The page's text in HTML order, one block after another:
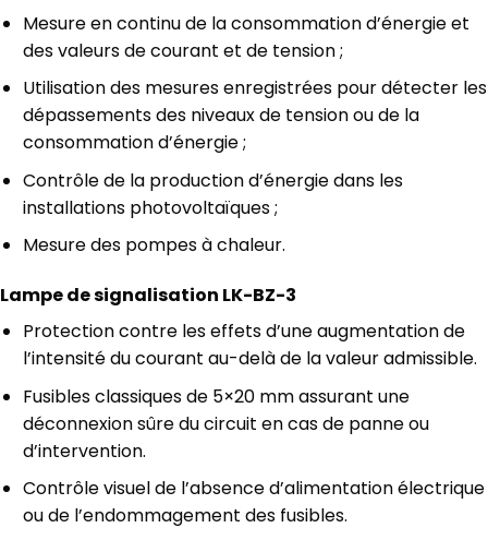
Mesure en continu de la consommation d’énergie et
des valeurs de courant et de tension ;
Utilisation des mesures enregistrées pour détecter les
dépassements des niveaux de tension ou de la
consommation d’énergie ;
Contrôle de la production d’énergie dans les
installations photovoltaïques ;
Mesure des pompes à chaleur.
Lampe de signalisation LK-BZ-3
Protection contre les effets d’une augmentation de
l’intensité du courant au-delà de la valeur admissible.
Fusibles classiques de 5×20 mm assurant une
déconnexion sûre du circuit en cas de panne ou
d’intervention.
Contrôle visuel de l’absence d’alimentation électrique
ou de l’endommagement des fusibles.